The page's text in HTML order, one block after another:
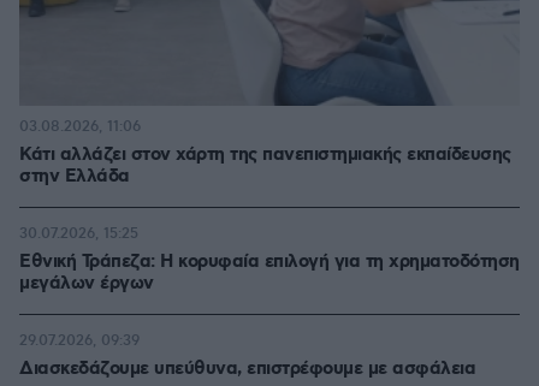
Κάτι αλλάζει στον χάρτη της πανεπιστημιακής εκπαίδευσης
στην Ελλάδα
03.08.2026, 11:06
Εθνική Τράπεζα: Η κορυφαία επιλογή για τη χρηματοδότηση
μεγάλων έργων
30.07.2026, 15:25
Διασκεδάζουμε υπεύθυνα, επιστρέφουμε με ασφάλεια
29.07.2026, 09:39